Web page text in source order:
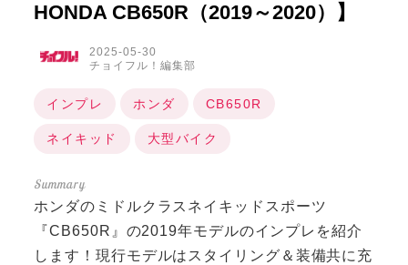
HONDA CB650R（2019～2020）】
2025-05-30
チョイフル！編集部
インプレ ホンダ CB650R
ネイキッド 大型バイク
ホンダのミドルクラスネイキッドスポーツ
『CB650R』の2019年モデルのインプレを紹介
します！現行モデルはスタイリング＆装備共に充